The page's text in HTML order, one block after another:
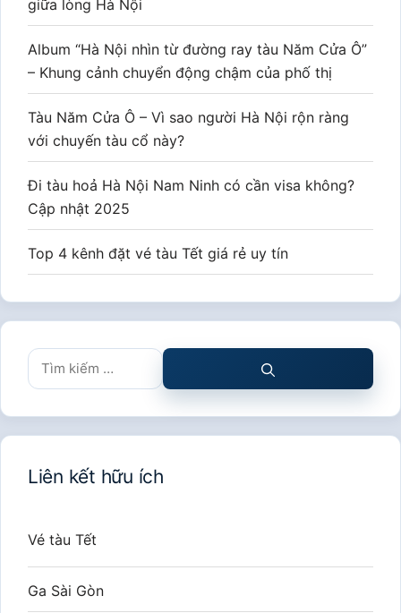
giữa lòng Hà Nội
Album “Hà Nội nhìn từ đường ray tàu Năm Cửa Ô”
– Khung cảnh chuyển động chậm của phố thị
Tàu Năm Cửa Ô – Vì sao người Hà Nội rộn ràng
với chuyến tàu cổ này?
Đi tàu hoả Hà Nội Nam Ninh có cần visa không?
Cập nhật 2025
Top 4 kênh đặt vé tàu Tết giá rẻ uy tín
Tìm
kiếm
Liên kết hữu ích
Vé tàu Tết
Ga Sài Gòn